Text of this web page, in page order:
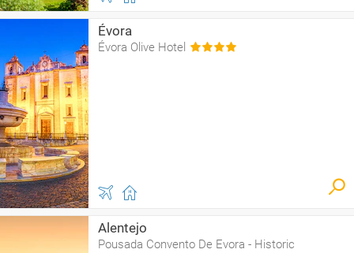
Évora
Évora Olive Hotel
Alentejo
Pousada Convento De Evora - Historic